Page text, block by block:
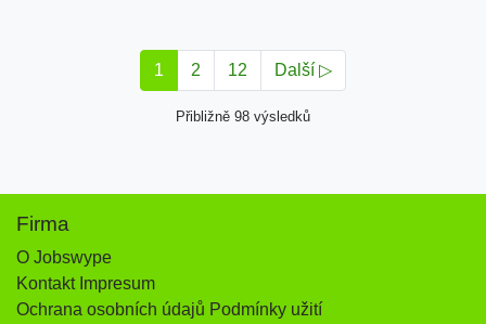
1 2 12 Další ▷
Přibližně 98 výsledků
Firma
O Jobswype
Kontakt Impresum
Ochrana osobních údajů Podmínky užití